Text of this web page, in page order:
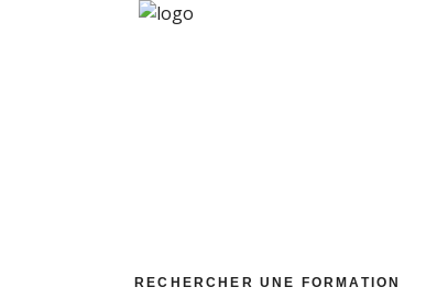
RECHERCHER UNE FORMATION